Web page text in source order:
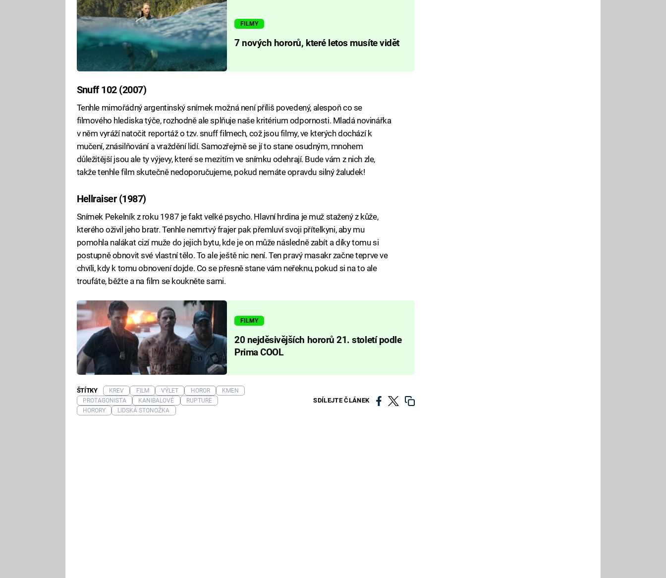
FILMY
7 nových hororů, které letos musíte vidět
Snuff 102 (2007)
Tenhle mimořádný argentinský snímek možná není příliš povedený, alespoň co se
filmového hlediska týče, rozhodně ale splňuje naše kritérium odpornosti. Mladá novinářka
v něm vyráží natočit reportáž o tzv. snuff filmech, což jsou filmy, ve kterých dochází k
mučení, znásilňování a vraždění lidí. Samozřejmě se jí to stane osudným, mnohem
důležitější jsou ale ty výjevy, které se mezitím ve snímku odehrají. Bude vám z nich zle,
takže tenhle film skutečně nedoporučujeme, pokud nemáte opravdu silný žaludek!
Hellraiser (1987)
Snímek Pekelník z roku 1987 je fakt velké psycho. Hlavní hrdina je muž stažený z kůže,
kterého oživil jeho bratr. Tenhle nemrtvý frajer pak přemluví svoji přítelkyni, aby mu
pomohla nalákat cizí muže do jejich bytu, kde je on může následně zabít a díky tomu si
postupně obnovit své vlastní tělo. To ale ještě nic není. Ten pravý masakr začne teprve ve
chvíli, kdy k tomu obnovení dojde. Co se přesně stane vám neřeknu, pokud si na to ale
troufáte, běžte a na film se koukněte sami.
FILMY
20 nejděsivějších hororů 21. století podle
Prima COOL
SDÍLEJTE ČLÁNEK
ŠTÍTKY KREV FILM VÝLET HOROR
KMEN
PROTAGONISTA
KANIBALOVÉ
RUPTURE
HORORY
LIDSKÁ STONOŽKA